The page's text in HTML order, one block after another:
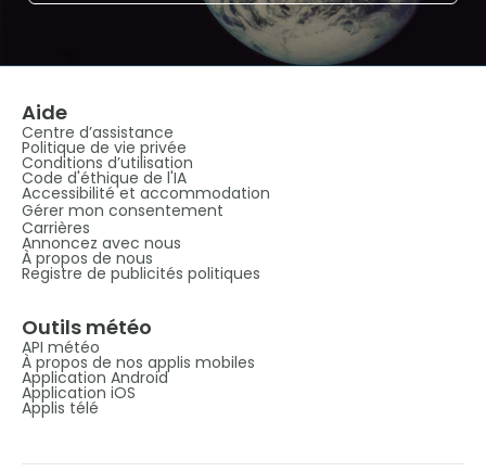
Aide
Centre d’assistance
Politique de vie privée
Conditions d’utilisation
Code d'éthique de l'IA
Accessibilité et accommodation
Gérer mon consentement
Carrières
Annoncez avec nous
À propos de nous
Registre de publicités politiques
Outils météo
API météo
À propos de nos applis mobiles
Application Android
Application iOS
Applis télé